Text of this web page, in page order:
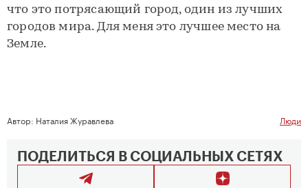
что это потрясающий город, один из лучших
городов мира. Для меня это лучшее место на
Земле.
Автор: Наталия Журавлева Люди
ПОДЕЛИТЬСЯ В СОЦИАЛЬНЫХ СЕТЯХ